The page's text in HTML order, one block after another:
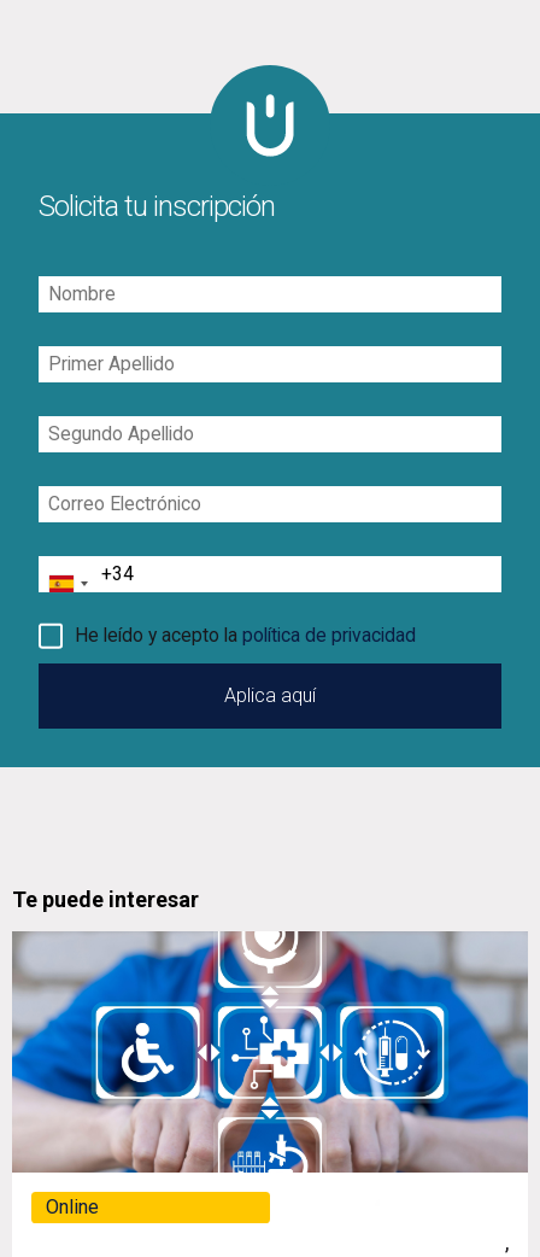
Solicita tu inscripción
Nombre
Primer
Apellido
Segundo
Apellido
Correo
Electrónico
Teléfono
He leído y acepto la política de privacidad
Te puede interesar
Online
,